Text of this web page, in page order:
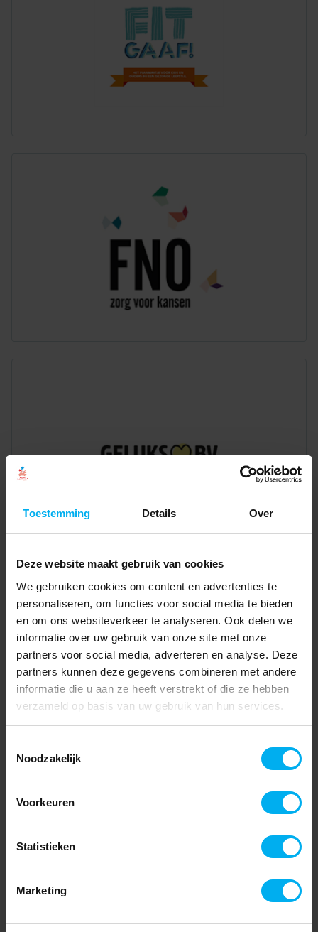
Toestemming Details Over
Deze website maakt gebruik van cookies
We gebruiken cookies om content en advertenties te
personaliseren, om functies voor social media te bieden
en om ons websiteverkeer te analyseren. Ook delen we
informatie over uw gebruik van onze site met onze
partners voor social media, adverteren en analyse. Deze
partners kunnen deze gegevens combineren met andere
informatie die u aan ze heeft verstrekt of die ze hebben
verzameld op basis van uw gebruik van hun services.
Noodzakelijk
Voorkeuren
Statistieken
Marketing